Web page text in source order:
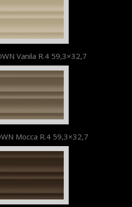
Vanila R.4 59,3×32,7
Mocca R.4 59,3×32,7